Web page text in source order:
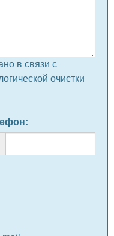
в связи с
очистки
: